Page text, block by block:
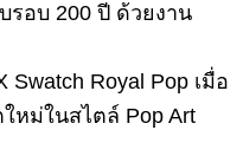
รอบ 200 ปี ด้วยงาน
Swatch Royal Pop เมื่อ
หม่ในสไตล์ Pop Art